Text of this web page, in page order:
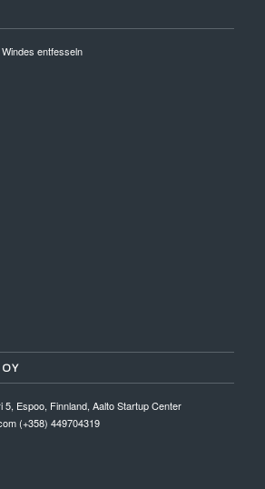
entfesseln
Espoo, Finnland, Aalto Startup Center
(+358) 449704319